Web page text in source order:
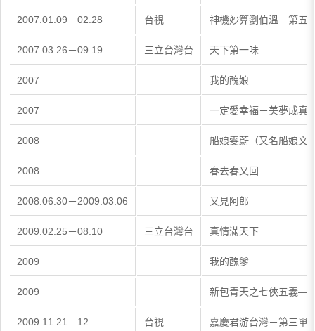
2007.01.09－02.28 台視 神機妙算劉伯溫－第五
2007.03.26－09.19 三立台灣台 天下第一味
2007 我的醜娘
2007 一定愛幸福－美夢成真
2008 船娘雯蔚（又名船娘文
2008 春去春又回
2008.06.30－2009.03.06 又見阿郎
2009.02.25－08.10 三立台灣台 真情滿天下
2009 我的醜爹
2009 新包青天之七俠五義—
2009.11.21—12 台視 嘉慶君游台灣－第三單